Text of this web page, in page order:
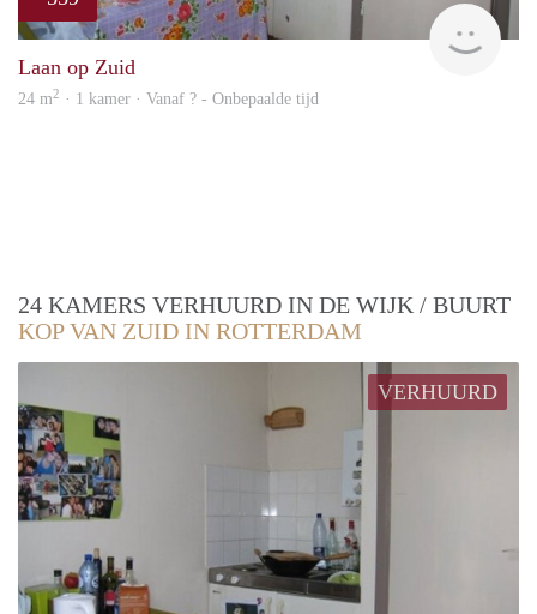
Laan op Zuid
24 m2 · 1 kamer · Vanaf ? - Onbepaalde tijd
24 KAMERS VERHUURD IN DE WIJK / BUURT
KOP VAN ZUID IN ROTTERDAM
VERHUURD